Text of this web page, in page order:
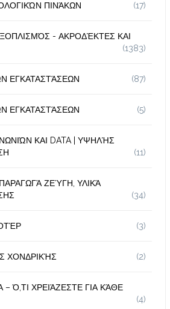
ΠΙΝΆΚΩΝ (17)
- ΑΚΡΟΔΈΚΤΕΣ ΚΑΙ
(1383)
ΕΓΚΑΤΑΣΤΆΣΕΩΝ (87)
ΕΓΚΑΤΑΣΤΆΣΕΩΝ (5)
ΚΑΙ DATA | ΥΨΗΛΉΣ
(11)
ΖΕΎΓΗ, ΥΛΙΚΆ
(34)
(3)
ΧΟΝΔΡΙΚΉΣ (2)
Ό,ΤΙ ΧΡΕΙΆΖΕΣΤΕ ΓΙΑ ΚΆΘΕ
(4)